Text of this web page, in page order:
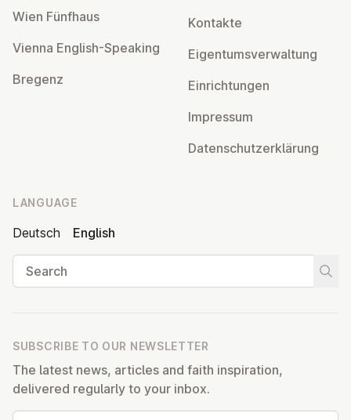
Wien Fünfhaus
Vienna English-Speaking
Bregenz
Kontakte
Ei­gentums­ver­wal­tung
Ein­rich­tun­gen
Impressum
Datens­chutzerklärung
LANGUAGE
Deutsch
English
Search
SUBSCRIBE TO OUR NEWSLETTER
The latest news, articles and faith inspiration,
delivered regularly to your inbox.